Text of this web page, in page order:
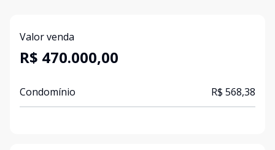
Valor venda
R$ 470.000,00
Condomínio R$ 568,38